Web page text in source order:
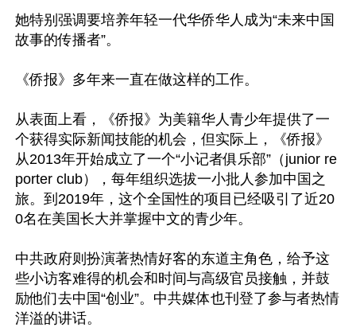
她特别强调要培养年轻一代华侨华人成为“未来中国
故事的传播者”。
《侨报》多年来一直在做这样的工作。
从表面上看，《侨报》为美籍华人青少年提供了一
个获得实际新闻技能的机会，但实际上，《侨报》
从2013年开始成立了一个“小记者俱乐部”（junior re
porter club），每年组织选拔一小批人参加中国之
旅。到2019年，这个全国性的项目已经吸引了近20
0名在美国长大并掌握中文的青少年。
中共政府则扮演著热情好客的东道主角色，给予这
些小访客难得的机会和时间与高级官员接触，并鼓
励他们去中国“创业”。中共媒体也刊登了参与者热情
洋溢的讲话。